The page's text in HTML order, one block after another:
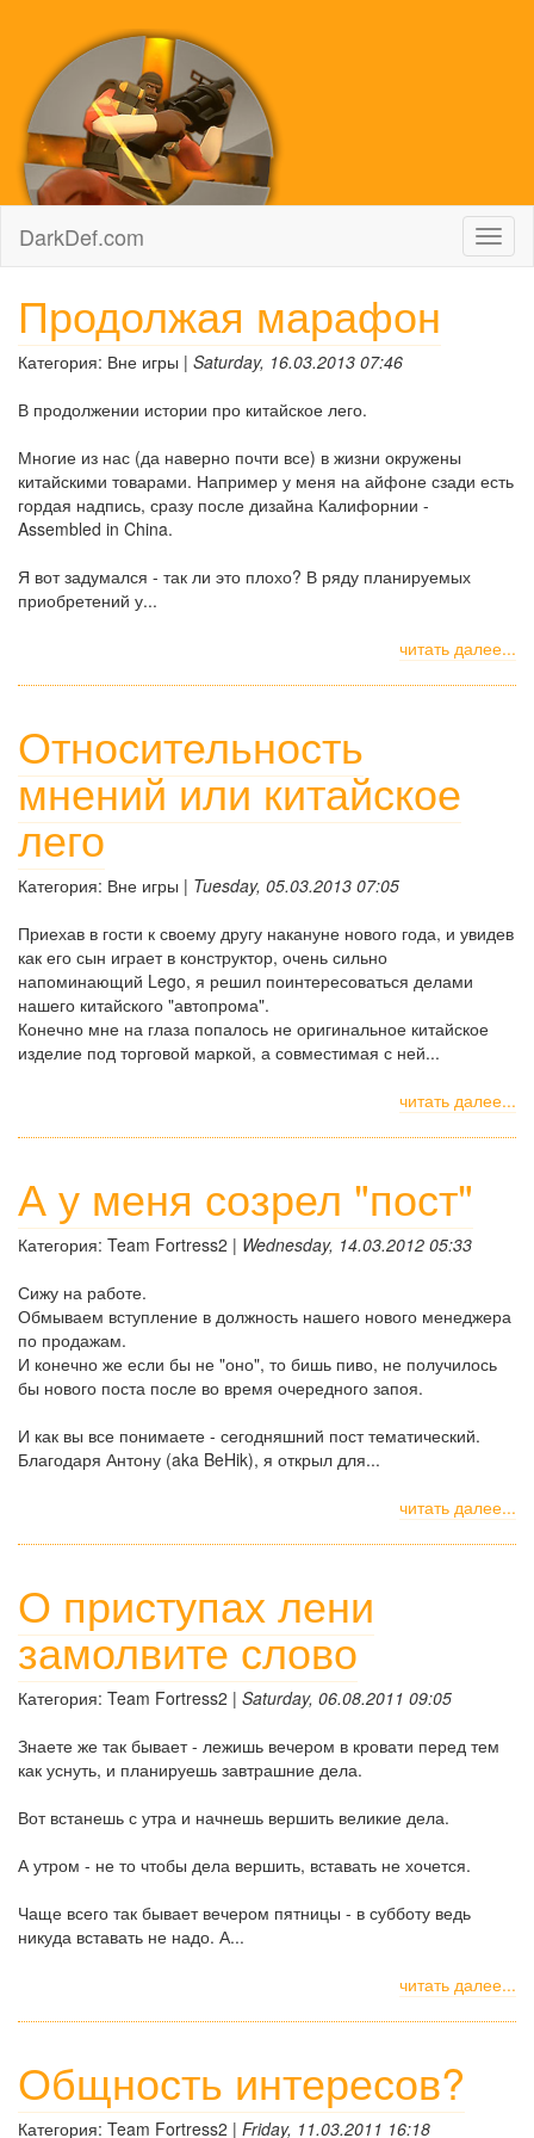
DarkDef.com
Продолжая марафон
Категория: Вне игры | Saturday, 16.03.2013 07:46
В продолжении истории про китайское лего.
Многие из нас (да наверно почти все) в жизни окружены
китайскими товарами. Например у меня на айфоне сзади есть
гордая надпись, сразу после дизайна Калифорнии -
Assembled in China.
Я вот задумался - так ли это плохо? В ряду планируемых
приобретений у...
читать далее...
Относительность
мнений или китайское
лего
Категория: Вне игры | Tuesday, 05.03.2013 07:05
Приехав в гости к своему другу накануне нового года, и увидев
как его сын играет в конструктор, очень сильно
напоминающий Lego, я решил поинтересоваться делами
нашего китайского "автопрома".
Конечно мне на глаза попалось не оригинальное китайское
изделие под торговой маркой, а совместимая с ней...
читать далее...
А у меня созрел "пост"
Категория: Team Fortress2 | Wednesday, 14.03.2012 05:33
Сижу на работе.
Обмываем вступление в должность нашего нового менеджера
по продажам.
И конечно же если бы не "оно", то бишь пиво, не получилось
бы нового поста после во время очередного запоя.
И как вы все понимаете - сегодняшний пост тематический.
Благодаря Антону (aka BeHik), я открыл для...
читать далее...
О приступах лени
замолвите слово
Категория: Team Fortress2 | Saturday, 06.08.2011 09:05
Знаете же так бывает - лежишь вечером в кровати перед тем
как уснуть, и планируешь завтрашние дела.
Вот встанешь с утра и начнешь вершить великие дела.
А утром - не то чтобы дела вершить, вставать не хочется.
Чаще всего так бывает вечером пятницы - в субботу ведь
никуда вставать не надо. А...
читать далее...
Общность интересов?
Категория: Team Fortress2 | Friday, 11.03.2011 16:18